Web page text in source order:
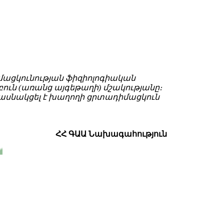
ֆիզիոլոգիական
(առանց այգեթաղի) մշակությանը։
է խաղողի ցրտադիմացկուն
ՀՀ ԳԱԱ Նախագահություն